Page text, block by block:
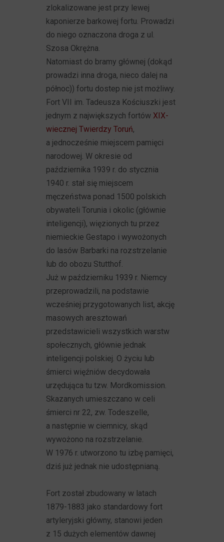
zlokalizowane jest przy lewej
kaponierze barkowej fortu. Prowadzi
do niego oznaczona droga z ul.
Szosa Okrężna.
Natomiast do bramy głównej (dokąd
prowadzi inna droga, nieco dalej na
północ)) fortu dostep nie jst możliwy.
Fort VII im. Tadeusza Kościuszki jest
jednym z największych fortów XIX-
wiecznej Twierdzy Toruń,
a jednocześnie miejscem pamięci
narodowej. W okresie od
października 1939 r. do stycznia
1940 r. stał się miejscem
męczeństwa ponad 1500 polskich
obywateli Torunia i okolic (głównie
inteligencji), więzionych tu przez
niemieckie Gestapo i wywożonych
do lasów Barbarki na rozstrzelanie
lub do obozu Stutthof.
Już w październiku 1939 r. Niemcy
przeprowadzili, na podstawie
wcześniej przygotowanych list, akcję
masowych aresztowań
przedstawicieli wszystkich warstw
społecznych, głównie jednak
inteligencji polskiej. O życiu lub
śmierci więźniów decydowała
urzędująca tu tzw. Mordkomission.
Skazanych umieszczano w celi
śmierci nr 22, zw. Todeszelle,
a następnie w ciemnicy, skąd
wywożono na rozstrzelanie.
W 1976 r. utworzono tu izbę pamięci,
dziś już jednak nie udostępnianą.
Fort został zbudowany w latach
1879-1883 jako standardowy fort
artyleryjski główny, stanowi jeden
z 15 dużych elementów dawnej